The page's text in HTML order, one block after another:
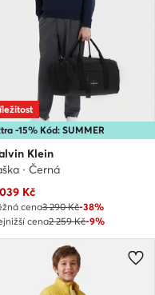
-15% Kód: SUMMER
Klein
· Černá
cena
Kč
cena3 290 Kč-38%
cena2 259 Kč-9%